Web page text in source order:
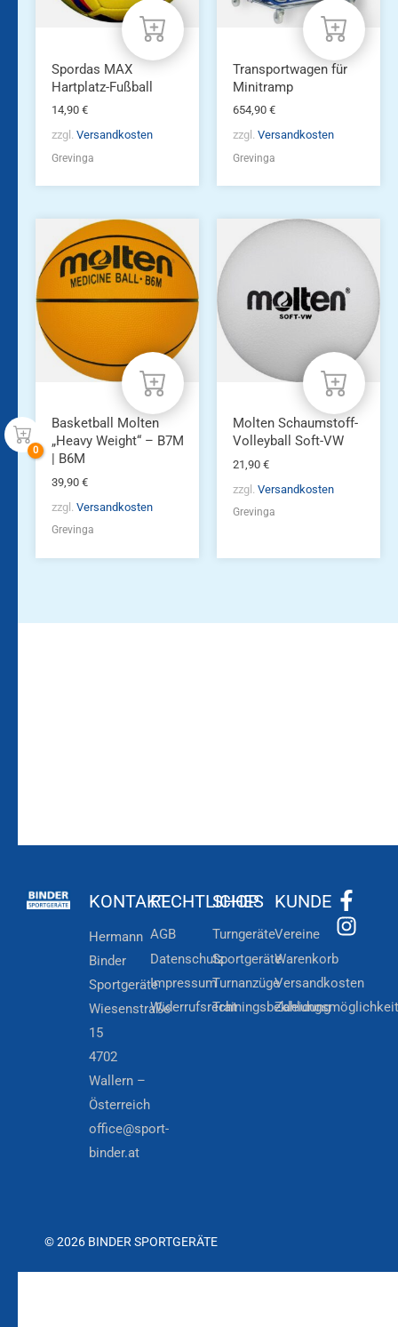
Spordas MAX
Hartplatz-Fußball
14,90 €
zzgl. Versandkosten
Grevinga
Transportwagen für
Minitramp
654,90 €
zzgl. Versandkosten
Grevinga
Dieses
Produkt
weist
mehrere
Varianten
Optionen
können
Produktseite
gewählt
werden
Basketball Molten
„Heavy Weight“ – B7M
| B6M
39,90 €
zzgl. Versandkosten
Grevinga
Molten Schaumstoff-
Volleyball Soft-VW
21,90 €
zzgl. Versandkosten
Grevinga
KONTAKT
Hermann
Binder
Sportgeräte
Wiesenstraße
15
4702
Wallern –
Österreich
office@sport-
binder.at
RECHTLICHES
AGB
Datenschutz
Impressum
Widerrufsrecht
SHOP
Turngeräte
Sportgeräte
Turnanzüge
Trainingsbekleidung
KUNDE
Vereine
Warenkorb
Versandkosten
© 2026 BINDER SPORTGERÄTE